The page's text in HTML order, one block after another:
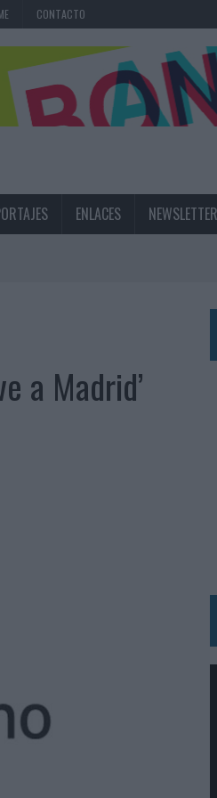
CONTACTO
ENLACES NEWSLETTER
MÁS UTILIZADO
CULTURALES Y ECONÓMICOS
DOS CARAS DE LA MISMA
a Madrid’